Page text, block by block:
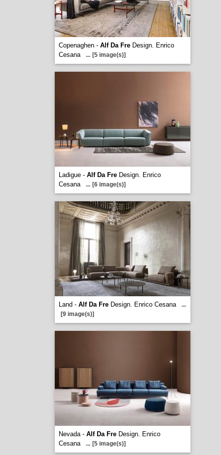
Copenaghen - Alf Da FreDesign. Enrico
Cesana
... [5 image(s)]
Ladigue - Alf Da FreDesign. Enrico
Cesana
... [6 image(s)]
Land - Alf Da FreDesign. Enrico Cesana
...
[9 image(s)]
Nevada - Alf Da FreDesign. Enrico
Cesana
... [5 image(s)]